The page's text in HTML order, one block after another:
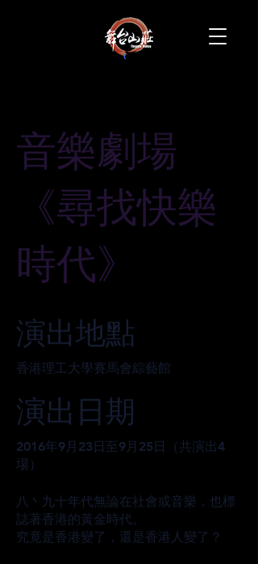
音樂劇場
《尋找快樂
時代》
演出地點
香港理工大學賽馬會綜藝館
演出日期
2016年9月23日至9月25日（共演出4
場）
八丶九十年代無論在社會或音樂，也標
誌著香港的黃金時代。
究竟是香港變了，還是香港人變了？